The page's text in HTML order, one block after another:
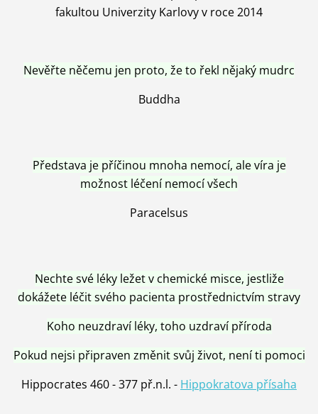
fakultou Univerzity Karlovy v roce 2014
Nevěřte něčemu jen proto, že to řekl nějaký mudrc
Buddha
Představa je příčinou mnoha nemocí, ale víra je
možnost léčení nemocí všech
Paracelsus
Nechte své léky ležet v chemické misce, jestliže
dokážete léčit svého pacienta prostřednictvím stravy
Koho neuzdraví léky, toho uzdraví příroda
Pokud nejsi připraven změnit svůj život, není ti pomoci
Hippocrates 460 - 377 př.n.l. - Hippokratova přísaha